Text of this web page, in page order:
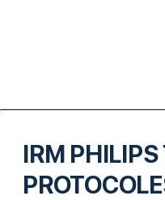
IRM PHILIPS